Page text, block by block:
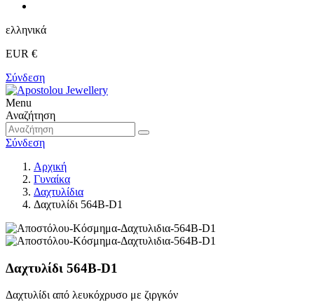
ελληνικά
EUR €
Σύνδεση
Menu
Αναζήτηση
Σύνδεση
Αρχική
Γυναίκα
Δαχτυλίδια
Δαχτυλίδι 564B-D1
Δαχτυλίδι 564B-D1
Δαχτυλίδι από λευκόχρυσο με ζιργκόν